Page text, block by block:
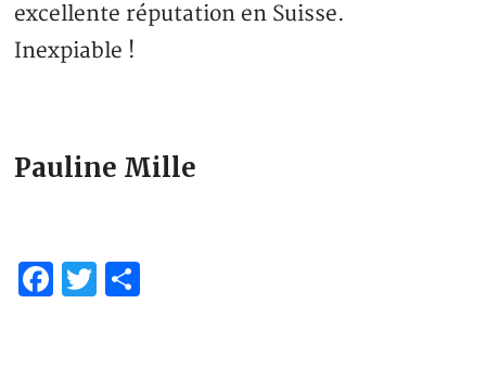
excellente réputation en Suisse.
Inexpiable !
Pauline Mille
Facebook
Twitter